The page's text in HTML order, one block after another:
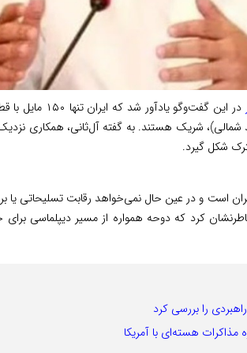
در این گفت‌وگو
شریک هستند. به گفته آل‌ثانی، همکاری
شکل گیرد.
است و در عین حال نمی‌خواهد رقابت تسلیحاتی یا
کرد که دوحه همواره از مسیر دیپلماسی برای
را بررسی کرد
مذاکرات هسته‌ای با آمریکا